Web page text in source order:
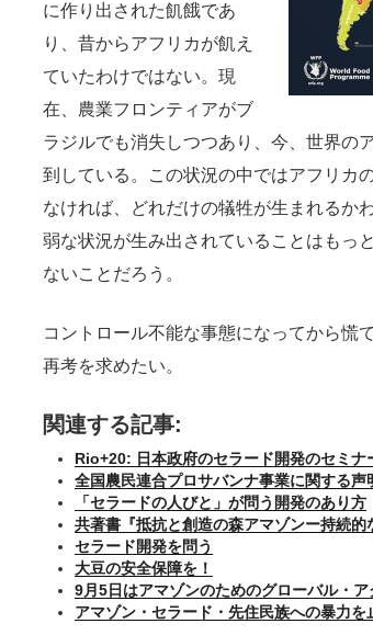
に作り出された飢餓であ
り、昔からアフリカが飢え
ていたわけではない。現
在、農業フロンティアがブ
ラジルでも消失しつつあり、今、世界の
到している。この状況の中ではアフリカ
なければ、どれだけの犠牲が生まれるか
弱な状況が生み出されていることはもっ
ないことだろう。
コントロール不能な事態になってから慌
再考を求めたい。
関連する記事:
Rio+20: 日本政府のセラード開発のセミナ
全国農民連合プロサバンナ事業に関する声
「セラードの人びと」が問う開発のあり方
共著書『抵抗と創造の森アマゾンー持続的
セラード開発を問う
大豆の安全保障を！
9月5日はアマゾンのためのグローバル・
アマゾン・セラード・先住民族への暴力を